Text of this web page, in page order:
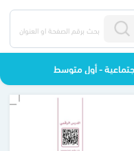
- أول متوسط